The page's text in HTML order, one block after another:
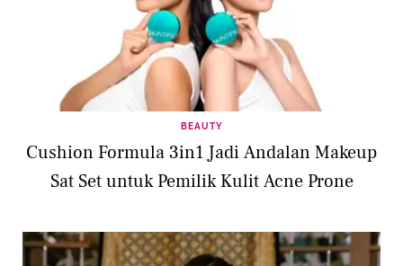
BEAUTY
Cushion Formula 3in1 Jadi Andalan Makeup
Sat Set untuk Pemilik Kulit Acne Prone